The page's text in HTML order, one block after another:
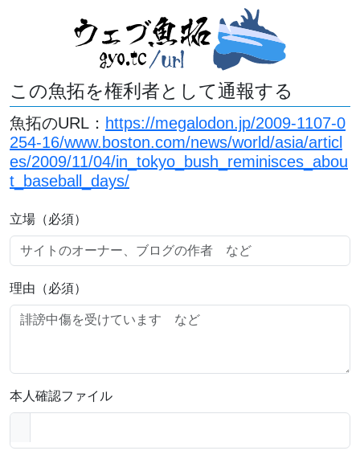
この魚拓を権利者として通報する
魚拓のURL： https://megalodon.jp/2009-1107-0
254-16/www.boston.com/news/world/asia/articl
es/2009/11/04/in_tokyo_bush_reminisces_abou
t_baseball_days/
立場（必須）
理由（必須）
本人確認ファイル